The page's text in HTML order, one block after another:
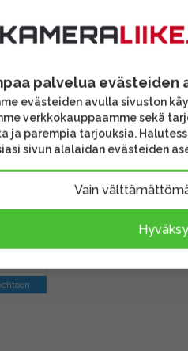
XLR
palvelua evästeiden
evästeiden avulla sivuston
verkkokauppaamme sekä
ja parempia tarjouksia.
sivun alalaidan evästeiden
Vain
Hyväksy